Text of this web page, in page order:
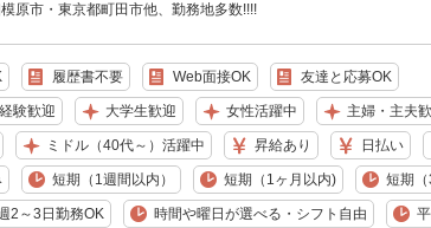
原市・東京都町田市他、勤務地多数!!!!
履歴書不要 Web面接OK 友達と応募OK
験歓迎 大学生歓迎 女性活躍中 主婦・主夫
ミドル（40代～）活躍中 昇給あり 日払い
短期（1週間以内） 短期（1ヶ月以内) 短期
2～3日勤務OK 時間や曜日が選べる・シフト自由